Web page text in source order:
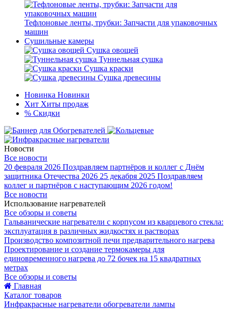
Тефлоновые ленты, трубки: Запчасти для упаковочных
машин
Сушильные камеры
Сушка овощей
Туннельная сушка
Сушка краски
Сушка древесины
Новинка Новинки
Хит Хиты продаж
% Скидки
Новости
Все новости
20 февраля 2026 Поздравляем партнёров и коллег с Днём
защитника Отечества 2026 25 декабря 2025 Поздравляем
коллег и партнёров с наступающим 2026 годом!
Все новости
Использование нагревателей
Все обзоры и советы
Гальванические нагреватели с корпусом из кварцевого стекла:
эксплуатация в различных жидкостях и растворах
Производство композитной печи предварительного нагрева
Проектирование и создание термокамеры для
единовременного нагрева до 72 бочек на 15 квадратных
метрах
Все обзоры и советы
Главная
Каталог товаров
Инфракрасные нагреватели обогреватели лампы